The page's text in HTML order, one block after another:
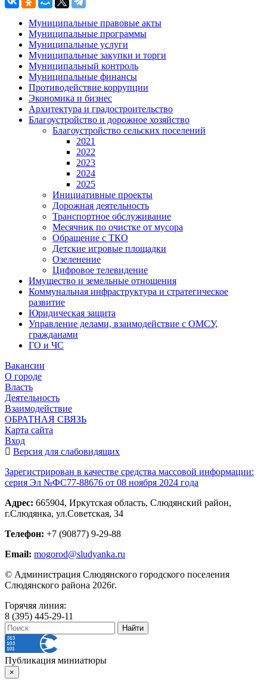
Муниципальные правовые акты
Муниципальные программы
Муниципальные услуги
Муниципальные закупки и торги
Муниципальный контроль
Муниципальные финансы
Противодействие коррупции
Экономика и бизнес
Архитектура и градостроительство
Благоустройство и дорожное хозяйство
Благоустройство сельских поселений
2021
2022
2023
2024
2025
Инициативные проекты
Дорожная деятельность
Транспортное обслуживание
Месячник по очистке от мусора
Обращение с ТКО
Детские игровые площадки
Озеленение
Цифровое телевидение
Имущество и земельные отношения
Коммунальная инфраструктура и стратегическое
развитие
Юридическая защита
Управление делами, взаимодействие с ОМСУ,
гражданами
ГО и ЧС
Вакансии
О городе
Власть
Деятельность
Взаимодействие
ОБРАТНАЯ СВЯЗЬ
Карта сайта
Вход
Версия для слабовидящих
Зарегистрирован в качестве средства массовой информации:
серия Эл №ФС77-88676 от 08 ноября 2024 года
Адрес: 665904, Иркутская область, Слюдянский район,
г.Слюдянка, ул.Советская, 34
Телефон: +7 (90877) 9-29-88
Email: mogorod@sludyanka.ru
© Администрация Слюдянского городского поселения
Слюдянского района 2026г.
Горячяя линия:
8 (395) 445-29-11
Публикация миниатюры
×